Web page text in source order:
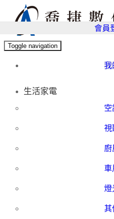
Toggle navigation
我
會員
生活家電
空
視
廚
車
燈
其